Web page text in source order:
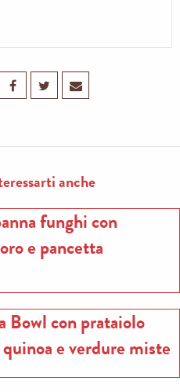
anche
funghi con
e pancetta
Bowl con prataiolo
e verdure miste